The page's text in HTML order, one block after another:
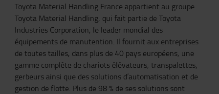
Toyota Material Handling France appartient au groupe
Toyota Material Handling, qui fait partie de Toyota
Industries Corporation, le leader mondial des
équipements de manutention. Il fournit aux entreprises
de toutes tailles, dans plus de 40 pays européens, une
gamme complète de chariots élévateurs, transpalettes,
gerbeurs ainsi que des solutions d’automatisation et de
gestion de flotte. Plus de 98 % de ses solutions sont